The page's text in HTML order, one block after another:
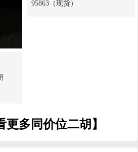
95863（现货）
更多同价位二胡】